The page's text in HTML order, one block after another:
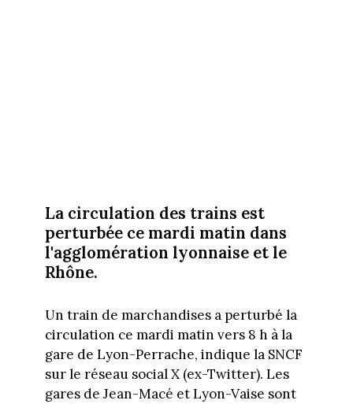
La circulation des trains est
perturbée ce mardi matin dans
l'agglomération lyonnaise et le
Rhône.
Un train de marchandises a perturbé la
circulation ce mardi matin vers 8 h à la
gare de Lyon-Perrache, indique la SNCF
sur le réseau social X (ex-Twitter). Les
gares de Jean-Macé et Lyon-Vaise sont